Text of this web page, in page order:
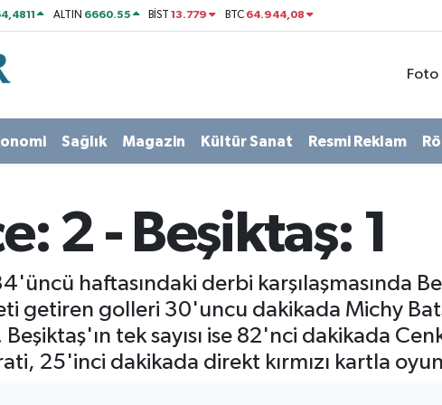
ALTIN 6660.55 BİST13.779 BTC 64.944,08
Foto
Sağlık Magazin Kültür Sanat Resmi Reklam
2 - Beşiktaş: 1
haftasındaki derbi karşılaşmasında
getiren golleri 30'uncu dakikada Michy
tek sayısı ise 82'nci dakikada
25'inci dakikada direkt kırmızı kartla oyun